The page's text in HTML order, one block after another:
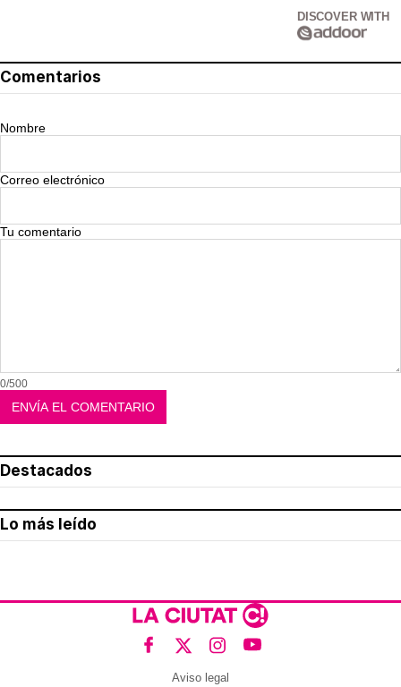
DISCOVER WITH
Comentarios
Nombre
Correo electrónico
Tu comentario
0/500
Destacados
Lo más leído
Aviso legal